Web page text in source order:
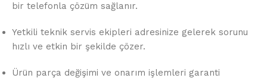
bir telefonla çözüm sağlanır.
Yetkili teknik servis ekipleri adresinize gelerek sorunu
hızlı ve etkin bir şekilde çözer.
Ürün parça değişimi ve onarım işlemleri garanti